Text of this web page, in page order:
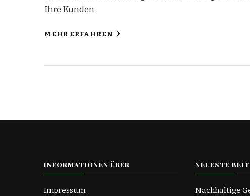
Ihre Kunden
MEHR ERFAHREN
INFORMATIONEN ÜBER
Impressum
NEUESTE
Nachhaltige